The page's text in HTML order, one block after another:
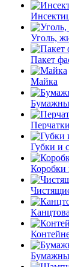
Уголь,
Пакет
Майка
Перчатки
Губки и
Коробки